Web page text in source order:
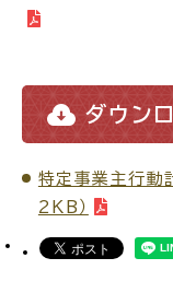
おくやみ
ダウン
特定事業主行動
2KB）